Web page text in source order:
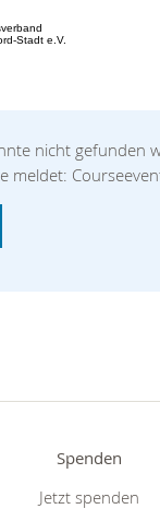
Stadt e.V.
nicht gefunden
meldet:
Spenden
Jetzt spenden